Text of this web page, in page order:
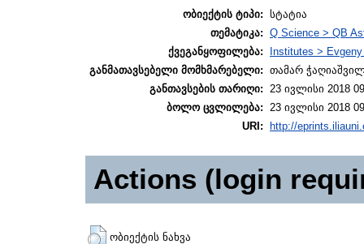
ობიექტის ტიპი: სტატია
თემატიკა: Q Science > QB
ქვეგანყოფილება:
Institutes >
განმათავსებელი მომხმარებელი: თამარ
განთავსების თარიღი:
23 ივლისი 2018
ბოლო ცვლილება:
23 ივლისი 2018
URI:
http://
Actions (login
ობიექტის ნახვა